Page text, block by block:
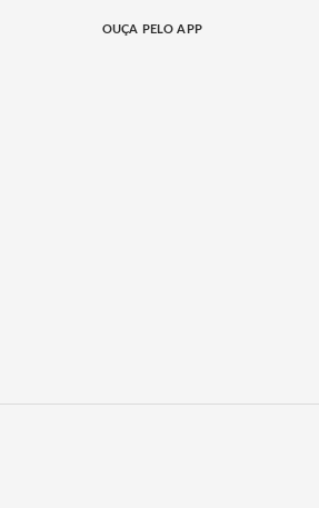
OUÇA PELO APP